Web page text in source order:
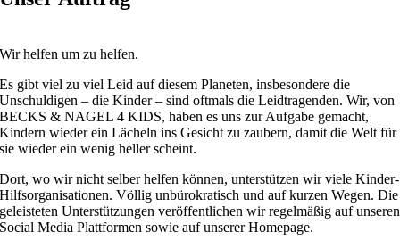
Wir helfen um zu helfen.
Es gibt viel zu viel Leid auf diesem Planeten, insbesondere die
Unschuldigen – die Kinder – sind oftmals die Leidtragenden. Wir, von
BECKS & NAGEL 4 KIDS, haben es uns zur Aufgabe gemacht,
Kindern wieder ein Lächeln ins Gesicht zu zaubern, damit die Welt für
sie wieder ein wenig heller scheint.
Dort, wo wir nicht selber helfen können, unterstützen wir viele Kinder-
Hilfsorganisationen. Völlig unbürokratisch und auf kurzen Wegen. Die
geleisteten Unterstützungen veröffentlichen wir regelmäßig auf unseren
Social Media Plattformen sowie auf unserer Homepage.